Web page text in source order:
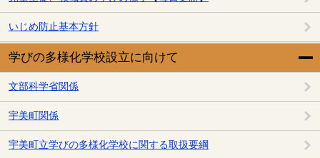
いじめ防止基本方針
学びの多様化学校設立に向けて
文部科学省関係
宇美町関係
宇美町立学びの多様化学校に関する取扱要綱